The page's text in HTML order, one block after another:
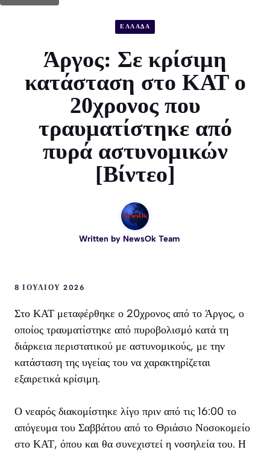
ΕΛΛΑΔΑ
Άργος: Σε κρίσιμη
κατάσταση στο ΚΑΤ ο
20χρονος που
τραυματίστηκε από
πυρά αστυνομικών
[Βίντεο]
Written by NewsOk Team
8 ΙΟΥΛΊΟΥ 2026
Στο ΚΑΤ μεταφέρθηκε ο 20χρονος από το Άργος, ο
οποίος τραυματίστηκε από πυροβολισμό κατά τη
διάρκεια περιστατικού με αστυνομικούς, με την
κατάσταση της υγείας του να χαρακτηρίζεται
εξαιρετικά κρίσιμη.
Ο νεαρός διακομίστηκε λίγο πριν από τις 16:00 το
απόγευμα του Σαββάτου από το Θριάσιο Νοσοκομείο
στο ΚΑΤ, όπου και θα συνεχιστεί η νοσηλεία του. Η